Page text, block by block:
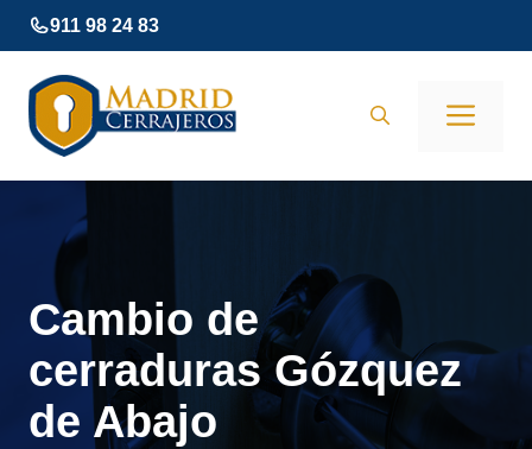
Saltar
al
contenido
911 98 24 83
Cambio de
cerraduras Gózquez
de Abajo